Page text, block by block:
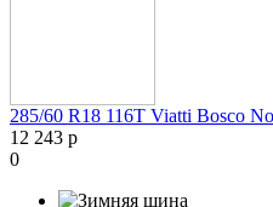
285/60 R18 116T Viatti Bosco
12 243 р
0